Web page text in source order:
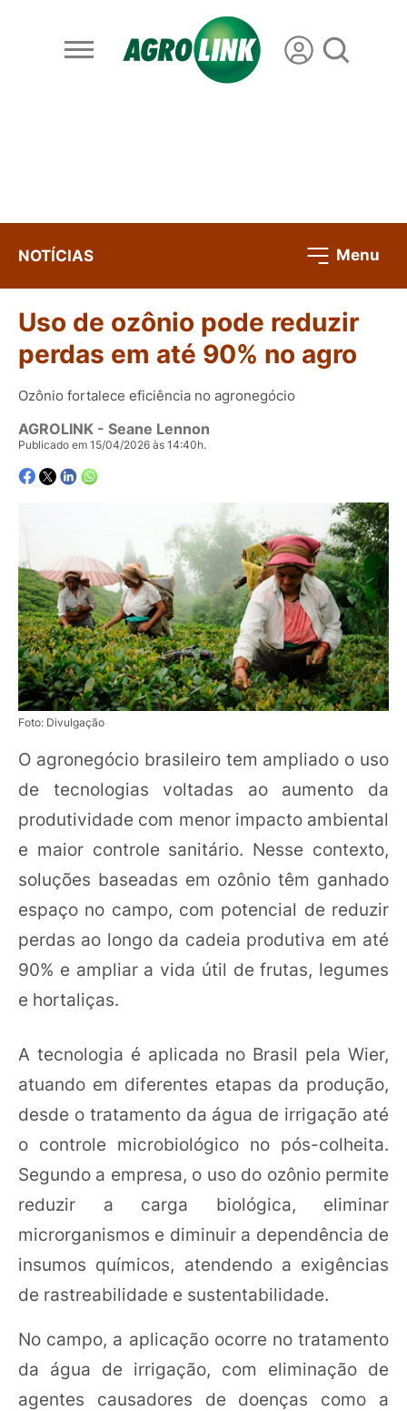
NOTÍCIAS Menu
Uso de ozônio pode reduzir
perdas em até 90% no agro
Ozônio fortalece eficiência no agronegócio
AGROLINK - Seane Lennon
Publicado em 15/04/2026 às 14:40h.
Foto: Divulgação
O agronegócio brasileiro tem ampliado o uso
de tecnologias voltadas ao aumento da
produtividade com menor impacto ambiental
e maior controle sanitário. Nesse contexto,
soluções baseadas em ozônio têm ganhado
espaço no campo, com potencial de reduzir
perdas ao longo da cadeia produtiva em até
90% e ampliar a vida útil de frutas, legumes
e hortaliças.
A tecnologia é aplicada no Brasil pela Wier,
atuando em diferentes etapas da produção,
desde o tratamento da água de irrigação até
o controle microbiológico no pós-colheita.
Segundo a empresa, o uso do ozônio permite
reduzir a carga biológica, eliminar
microrganismos e diminuir a dependência de
insumos químicos, atendendo a exigências
de rastreabilidade e sustentabilidade.
No campo, a aplicação ocorre no tratamento
da água de irrigação, com eliminação de
agentes causadores de doenças como a